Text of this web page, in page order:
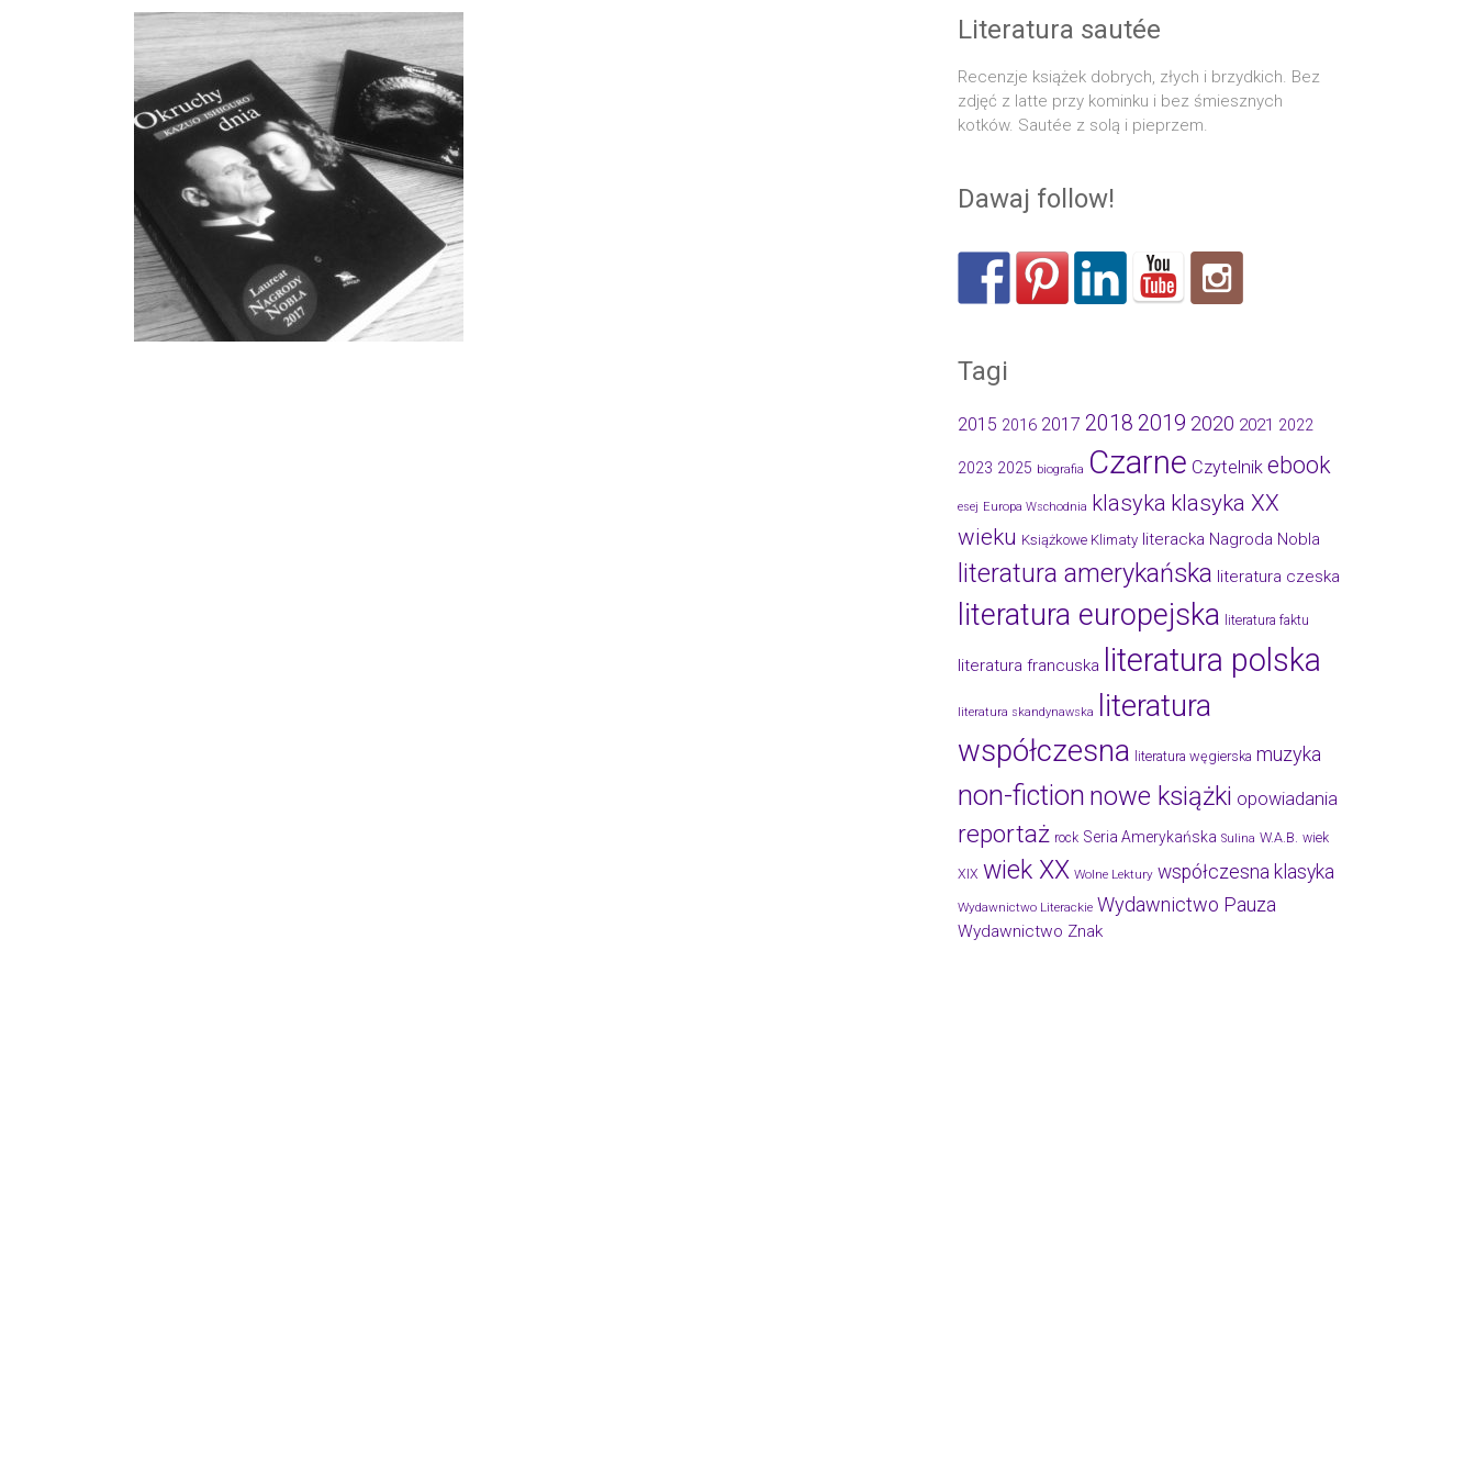
Literatura sautée
Recenzje książek dobrych, złych i brzydkich. Bez
zdjęć z latte przy kominku i bez śmiesznych
kotków. Sautée z solą i pieprzem.
Dawaj follow!
Tagi
2015 2016 2017 2018 2019 2020 2021 2022
2023 2025 biografia Czarne Czytelnik ebook
esej Europa Wschodnia klasyka klasyka XX
wieku Książkowe Klimaty literacka Nagroda Nobla
literatura amerykańska literatura czeska
literatura europejska literatura faktu
literatura francuska literatura polska
literatura skandynawska
literatura
współczesna literatura węgierska muzyka
non-fiction nowe książki opowiadania
reportaż rock Seria Amerykańska Sulina W.A.B. wiek
XIX wiek XX Wolne Lektury współczesna klasyka
Wydawnictwo Literackie Wydawnictwo Pauza
Wydawnictwo Znak